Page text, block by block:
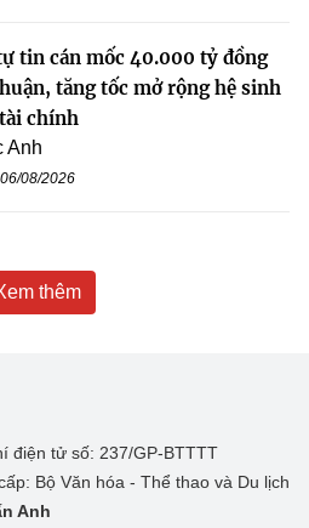
tin cán mốc 40.000 tỷ đồng
tăng tốc mở rộng hệ sinh
chính
Anh
08/2026
thêm
điện tử số: 237/GP-BTTTT
Bộ Văn hóa - Thể thao và Du lịch
Anh